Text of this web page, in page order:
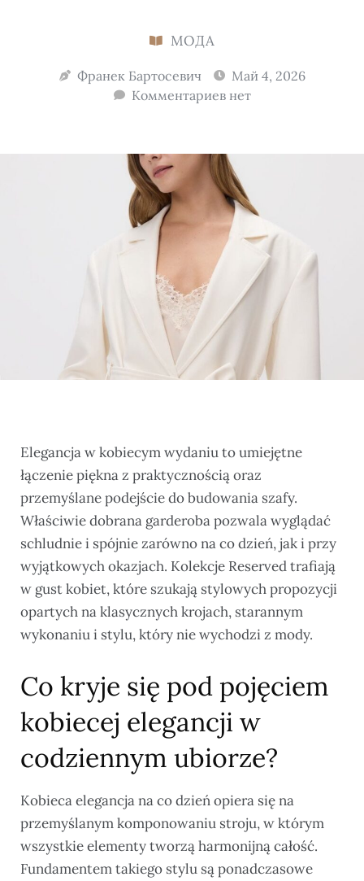
МОДА
Франек Бартосевич
Май 4, 2026
Комментариев нет
Elegancja w kobiecym wydaniu to umiejętne
łączenie piękna z praktycznością oraz
przemyślane podejście do budowania szafy.
Właściwie dobrana garderoba pozwala wyglądać
schludnie i spójnie zarówno na co dzień, jak i przy
wyjątkowych okazjach. Kolekcje Reserved trafiają
w gust kobiet, które szukają stylowych propozycji
opartych na klasycznych krojach, starannym
wykonaniu i stylu, który nie wychodzi z mody.
Co kryje się pod pojęciem
kobiecej elegancji w
codziennym ubiorze?
Kobieca elegancja na co dzień opiera się na
przemyślanym komponowaniu stroju, w którym
wszystkie elementy tworzą harmonijną całość.
Fundamentem takiego stylu są ponadczasowe